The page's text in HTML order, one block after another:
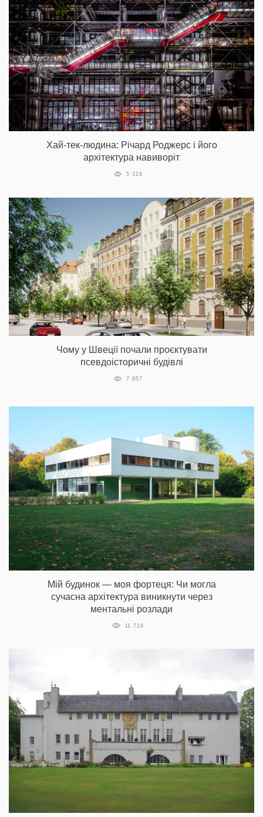
Хай-тек-людина: Річард Роджерс і його
архітектура навиворіт
5 316
Чому у Швеції почали проєктувати
псевдоісторичні будівлі
7 857
Мій будинок — моя фортеця: Чи могла
сучасна архітектура виникнути через
ментальні розлади
11 718